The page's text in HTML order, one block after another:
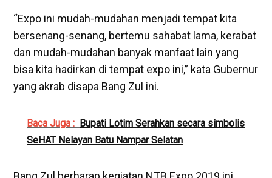
“Expo ini mudah-mudahan menjadi tempat kita
bersenang-senang, bertemu sahabat lama, kerabat
dan mudah-mudahan banyak manfaat lain yang
bisa kita hadirkan di tempat expo ini,” kata Gubernur
yang akrab disapa Bang Zul ini.
Baca Juga : Bupati Lotim Serahkan secara simbolis
SeHAT Nelayan Batu Nampar Selatan